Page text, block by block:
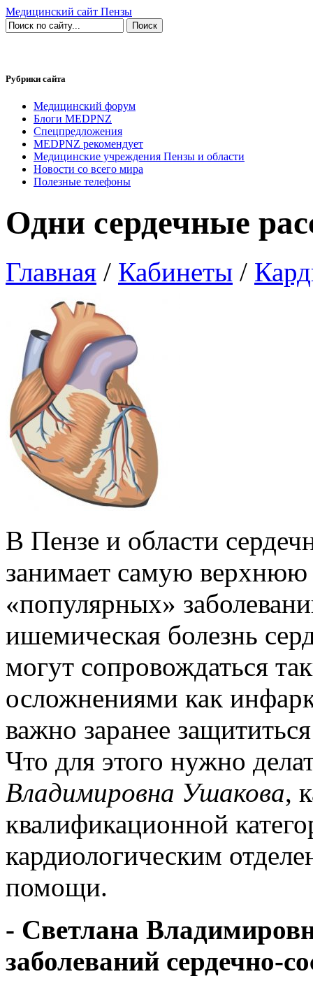
Медицинский сайт Пензы
Рубрики сайта
Медицинский форум
Блоги MEDPNZ
Спецпредложения
MEDPNZ рекомендует
Медицинские учреждения Пензы и области
Новости со всего мира
Полезные телефоны
Одни сердечные
Главная / Кабинеты /
В Пензе и области
занимает самую верхнюю
«популярных»
ишемическая болезнь
могут сопровождаться
осложнениями как
важно заранее
Что для этого нужно
Владимировна Ушакова,
квалификационной
кардиологическим
помощи.
- Светлана
заболеваний сердечно-